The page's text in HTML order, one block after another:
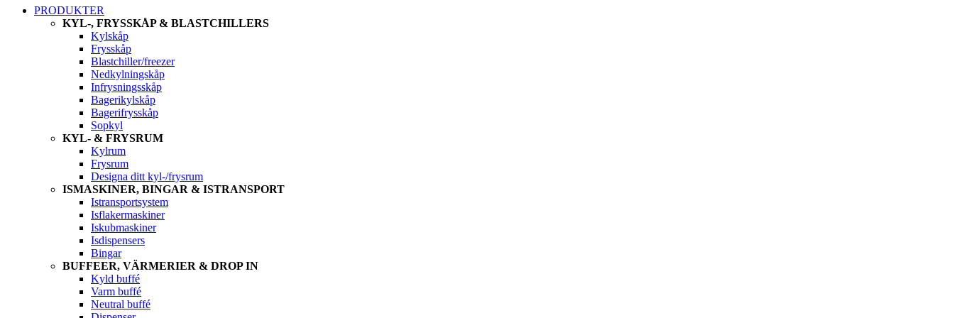
PRODUKTER
KYL-, FRYSSKÅP & BLASTCHILLERS
Kylskåp
Frysskåp
Blastchiller/freezer
Nedkylningskåp
Infrysningsskåp
Bagerikylskåp
Bagerifrysskåp
Sopkyl
KYL- & FRYSRUM
Kylrum
Frysrum
Designa ditt kyl-/frysrum
ISMASKINER, BINGAR & ISTRANSPORT
Istransportsystem
Isflakermaskiner
Iskubmaskiner
Isdispensers
Bingar
BUFFEER, VÄRMERIER & DROP IN
Kyld buffé
Varm buffé
Neutral buffé